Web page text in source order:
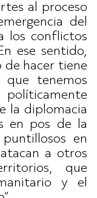
al proceso
del
los conflictos
ese sentido,
de hacer tiene
que tenemos
la diplomacia
en pos de la
en
a otros
que
y el